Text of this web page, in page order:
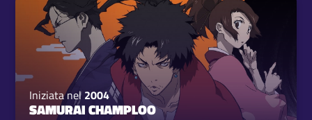
Iniziata nel2004
SAMURAI CHAMPLOO